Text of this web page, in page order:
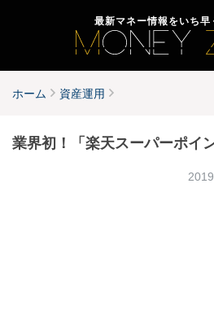
最新マネー情報をいち早
ホーム 資産運用
業界初！「楽天スーパーポイ